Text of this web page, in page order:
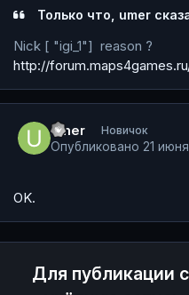
Только что, umer
Nick [ "igi_1"] reason ?
http://
umer Новичок
Опубликовано 21
OK.
Для публикации